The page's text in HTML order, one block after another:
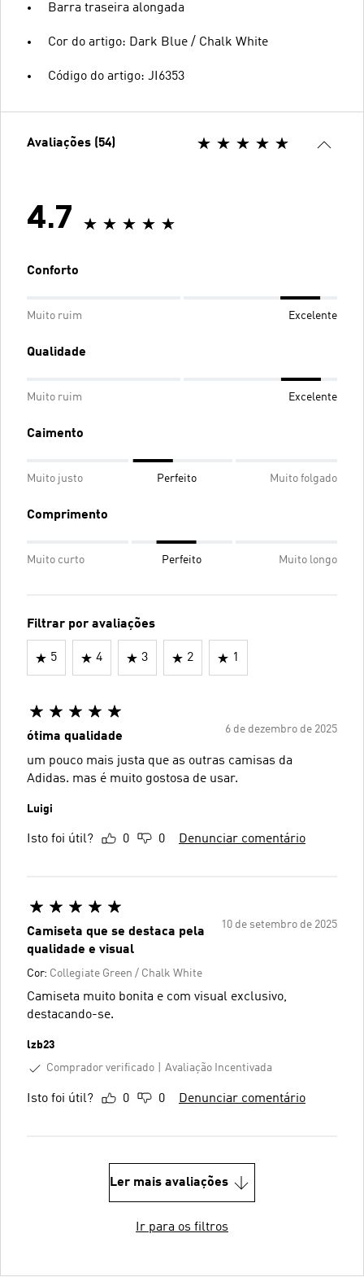
Barra traseira alongada
Cor do artigo: Dark Blue / Chalk White
Código do artigo: JI6353
Avaliações (54)
4.7
Conforto
Muito ruim Excelente
Qualidade
Muito ruim Excelente
Caimento
Muito justo Perfeito Muito folgado
Comprimento
Muito curto Perfeito Muito longo
Filtrar por avaliações
5 4 3 2 1
6 de dezembro de 2025
ótima qualidade
um pouco mais justa que as outras camisas da
Adidas. mas é muito gostosa de usar.
Luigi
Isto foi útil? 0 0 Denunciar comentário
10 de setembro de 2025
Camiseta que se destaca pela
qualidade e visual
Cor: Collegiate Green / Chalk White
Camiseta muito bonita e com visual exclusivo,
destacando-se.
lzb23
Comprador verificado
Avaliação Incentivada
Isto foi útil? 0 0 Denunciar comentário
Ler mais avaliações
Ir para os filtros